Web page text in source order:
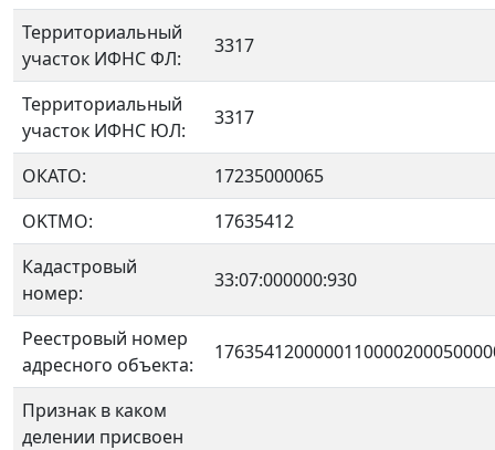
Территориальный
участок ИФНС ФЛ:
3317
Территориальный
участок ИФНС ЮЛ:
3317
ОКАТО:
17235000065
OKTMO:
17635412
Кадастровый
номер:
33:07:000000:930
Реестровый номер
адресного объекта:
Признак в каком
делении присвоен